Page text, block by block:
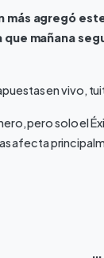
agregó
mañana
en vivo,
pero solo el
afecta